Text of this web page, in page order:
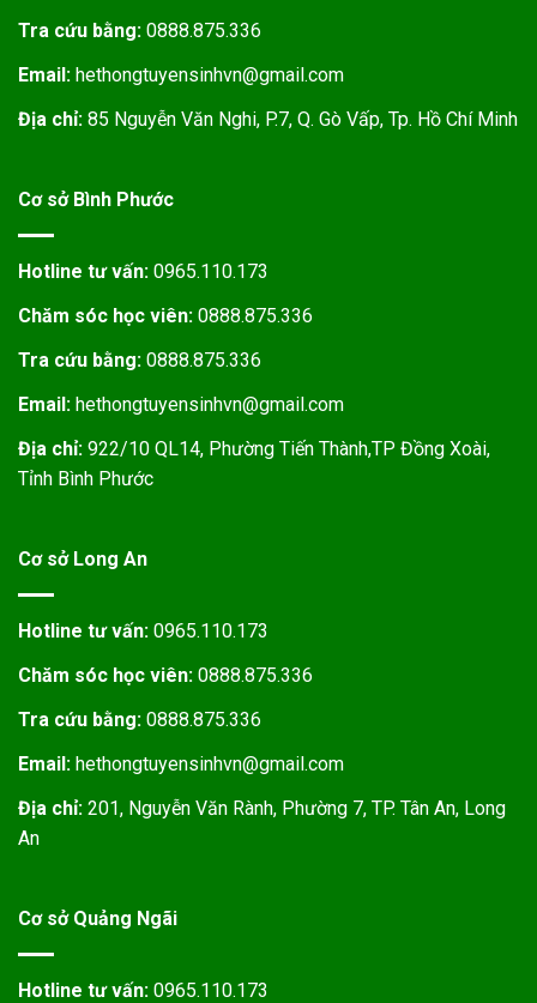
Tra cứu bằng: 0888.875.336
Email: hethongtuyensinhvn@gmail.com
Địa chỉ: 85 Nguyễn Văn Nghi, P.7, Q. Gò Vấp, Tp. Hồ Chí Minh
Cơ sở Bình Phước
Hotline tư vấn: 0965.110.173
Chăm sóc học viên: 0888.875.336
Tra cứu bằng: 0888.875.336
Email: hethongtuyensinhvn@gmail.com
Địa chỉ: 922/10 QL14, Phường Tiến Thành,TP Đồng Xoài,
Tỉnh Bình Phước
Cơ sở Long An
Hotline tư vấn: 0965.110.173
Chăm sóc học viên: 0888.875.336
Tra cứu bằng: 0888.875.336
Email: hethongtuyensinhvn@gmail.com
Địa chỉ: 201, Nguyễn Văn Rành, Phường 7, TP. Tân An, Long
An
Cơ sở Quảng Ngãi
Hotline tư vấn: 0965.110.173